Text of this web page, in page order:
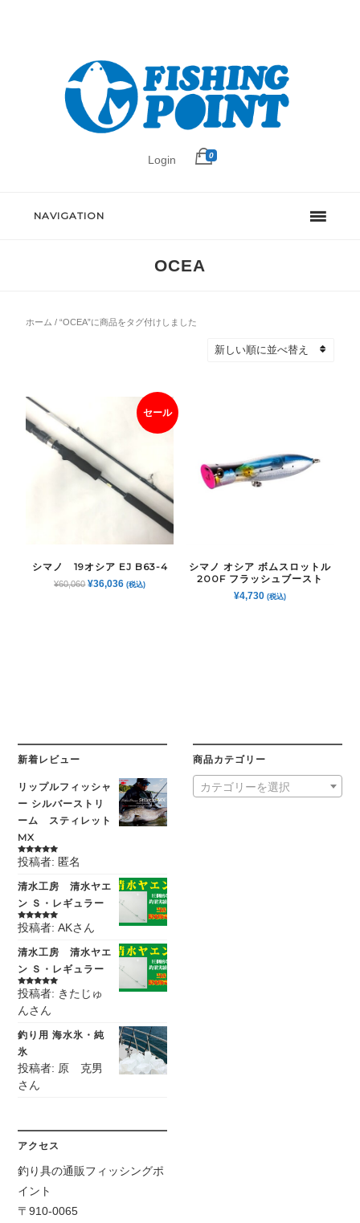
Login 0
NAVIGATION
OCEA
ホーム / “OCEA”に商品をタグ付けしました
セール
シマノ 19オシア EJ B63-4
¥60,060 元
¥36,036現(税込)
シマノ オシア ボムスロットル
200F フラッシュブースト
¥4,730 (税込)
新着レビュー
リップルフィッシャ
ー シルバーストリ
ーム スティレット
MX
5段階中5の
評価
投稿者: 匿名
清水工房 清水ヤエ
ン Ｓ・レギュラー
5段階中5の
評価
投稿者: AKさん
清水工房 清水ヤエ
ン Ｓ・レギュラー
5段階中5の
評価
投稿者: きたじゅ
んさん
釣り用 海水氷・純
氷
投稿者: 原 克男
さん
商品カテゴリー
カテゴリーを選択
アクセス
釣り具の通販フィッシングポ
イント
〒910-0065